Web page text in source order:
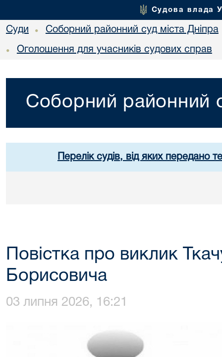
Судова влада
Суди • Соборний районний суд міста Дніпра
• Оголошення для учасників судових справ
Соборний районний
Перелік судів, від яких передано
Повістка про виклик
Борисовича
03 липня 2026, 16:21